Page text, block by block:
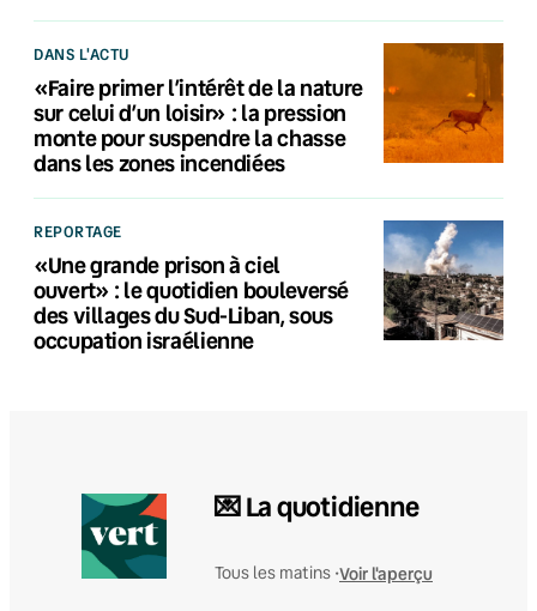
DANS L'ACTU
«Faire primer l’intérêt de la nature
sur celui d’un loisir» : la pression
monte pour suspendre la chasse
dans les zones incendiées
REPORTAGE
«Une grande prison à ciel
ouvert» : le quotidien bouleversé
des villages du Sud-Liban, sous
occupation israélienne
💌 La quotidienne
Tous les matins •Voir l'aperçu